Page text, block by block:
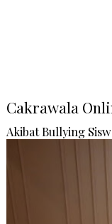
Cakrawala
Akibat Bullying